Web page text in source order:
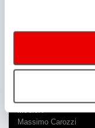
Lino Greco
Montaggio
Massimo Carozzi